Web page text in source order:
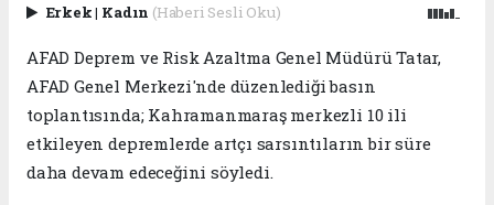
Erkek| Kadın (Haberi Sesli Oku)
AFAD Deprem ve Risk Azaltma Genel Müdürü Tatar,
AFAD Genel Merkezi'nde düzenlediği basın
toplantısında; Kahramanmaraş merkezli 10 ili
etkileyen depremlerde artçı sarsıntıların bir süre
daha devam edeceğini söyledi.